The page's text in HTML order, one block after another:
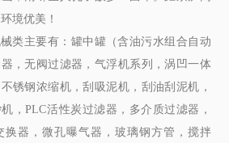
境优美！
类主要有：罐中罐（含油污水组合自动
，无阀过滤器，气浮机系列，涡凹一体
锈钢浓缩机，刮吸泥机，刮油刮泥机，
，PLC活性炭过滤器，多介质过滤器，
换器，微孔曝气器，玻璃钢方管，搅拌